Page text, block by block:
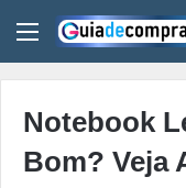
Menu
Notebook
Bom? Veja